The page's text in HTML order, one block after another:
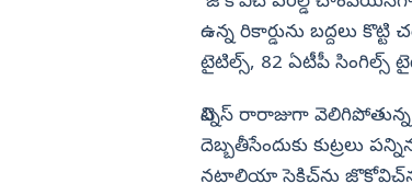
ఉన్న రికార్డును బద్దలు
టైటిల్స్‌, 82 ఏటీపీ సింగిల్స్‌
టెన్నిస్‌ రారాజుగా
దెబ్బతీసేందుకు కుట్రలు
నటాలియా సెకిచ్‌ను జొకోవిచ్‌ను